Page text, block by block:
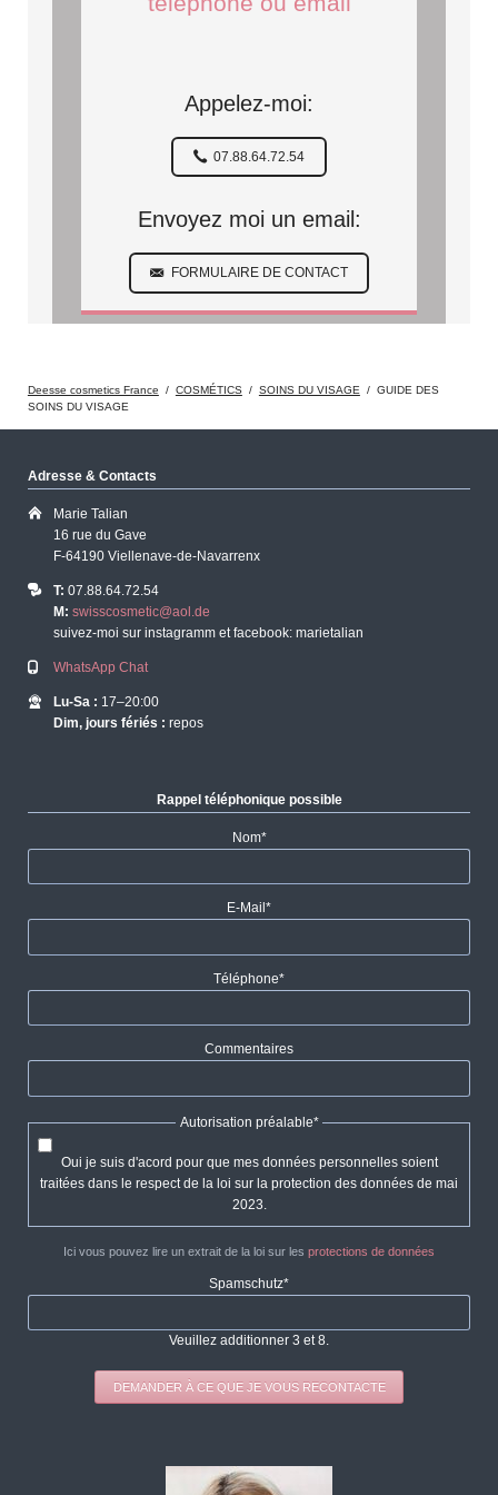
Appelez-moi:
07.88.64.72.54
Envoyez moi un email:
FORMULAIRE DE CONTACT
Deesse cosmetics France COSMÉTICS SOINS DU VISAGE
GUIDE DES
SOINS DU VISAGE
Adresse & Contacts
Marie Talian
16 rue du Gave
F-64190 Viellenave-de-Navarrenx
T: 07.88.64.72.54
M: swisscosmetic@aol.de
suivez-moi sur instagramm et facebook: marietalian
WhatsApp Chat
Lu-Sa : 17–20:00
Dim, jours fériés : repos
Rappel téléphonique possible
Champ
Nom*
Champ
E-Mail *
Champ
Téléphone*
Commentaires
Champ
Autorisation préalable*
Oui je suis d'acord pour que mes données personnelles soient
traitées dans le respect de la loi sur la protection des données de mai
2023.
Ici vous pouvez lire un extrait de la loi sur les protections de données
Champ
Spamschutz*
Veuillez additionner 3 et 8.
DEMANDER À CE QUE JE VOUS RECONTACTE